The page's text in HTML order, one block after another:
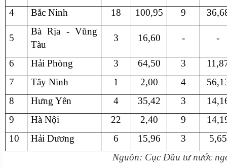
4
Bắc Ninh 18 100,95 9
5
Bà Rịa - Vũng
Tàu
3 16,60 - -
6 Hải Phòng 3 64,50 3
7
Tây Ninh 1 2,00 4
8
Hưng Yên 4 35,42 3
9
Hà Nội 22 2,40 9
10
Hải Dương 6 15,96 3
5,65
Nguồn: Cục Đầu tư nước